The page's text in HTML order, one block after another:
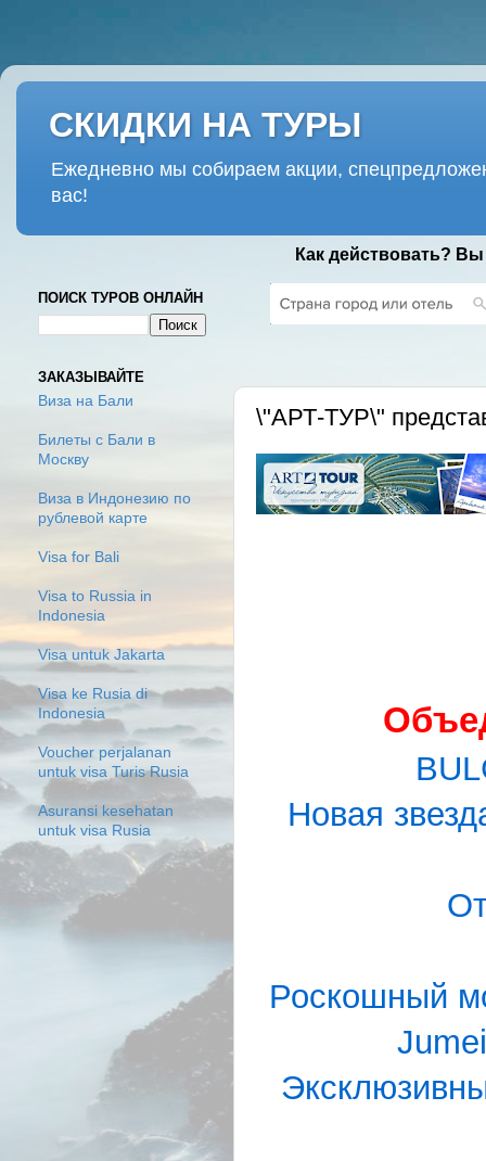
СКИДКИ НА ТУРЫ
Ежедневно мы собираем акции,
вас!
Как действовать?
\"АРТ-ТУР\"
Новая
Роскошный
ПОИСК ТУРОВ ОНЛАЙН
ЗАКАЗЫВАЙТЕ
Виза на Бали
Билеты с Бали в
Москву
Виза в Индонезию по
рублевой карте
Visa for Bali
Visa to Russia in
Indonesia
Visa untuk Jakarta
Visa ke Rusia di
Indonesia
Voucher perjalanan
untuk visa Turis Rusia
Asuransi kesehatan
untuk visa Rusia